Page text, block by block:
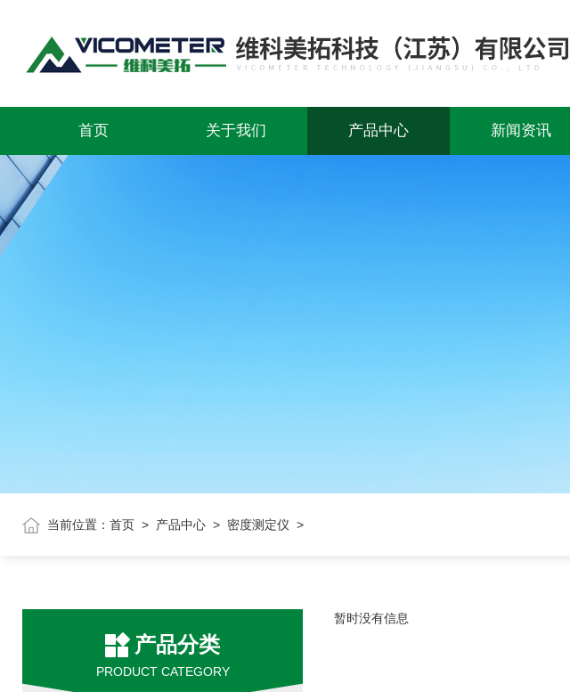
首页 关于我们 产品中心 新闻资讯
当前位置： 首页 > 产品中心 > 密度测定仪 >
产品分类
PRODUCT CATEGORY
暂时没有信息